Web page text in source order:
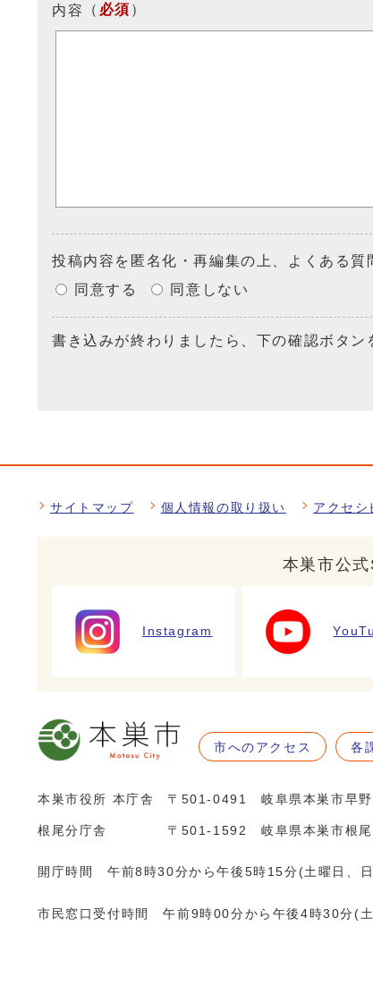
内容 （ 必須 ）
投稿内容を匿名化・再編集の上、よくある
同意する
同意しない
書き込みが終わりましたら、下の確認ボタン
サイトマップ 個人情報の取り扱い アクセシ
本巣市公
Instagram
市へのアクセス 各
本巣市役所 本庁舎 〒501-0491 岐阜県本巣市早
根尾分庁舎 〒501-1592 岐阜県本巣市根尾
開庁時間 午前8時30分から午後5時15分(土曜日、
市民窓口受付時間 午前9時00分から午後4時30分(